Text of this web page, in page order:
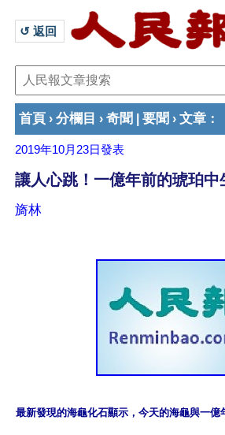
↺ 返回
首頁 › 分欄目 › 奇聞 要聞 › 文章 ：
2019年10月23日發表
讓人心跳！一億年前的琥珀中
旖林
最新發現的海龜化石顯示，今天的海龜與一億